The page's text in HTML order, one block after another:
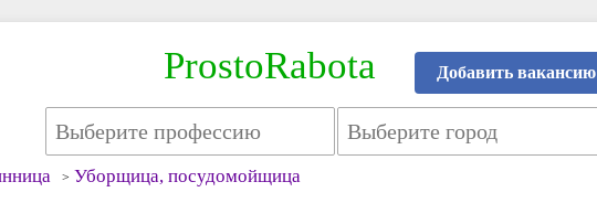
ProstoRabota Добавить вакансию
Уборщица, посудомойщица